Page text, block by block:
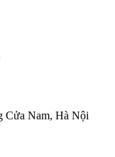
Cửa Nam, Hà Nội